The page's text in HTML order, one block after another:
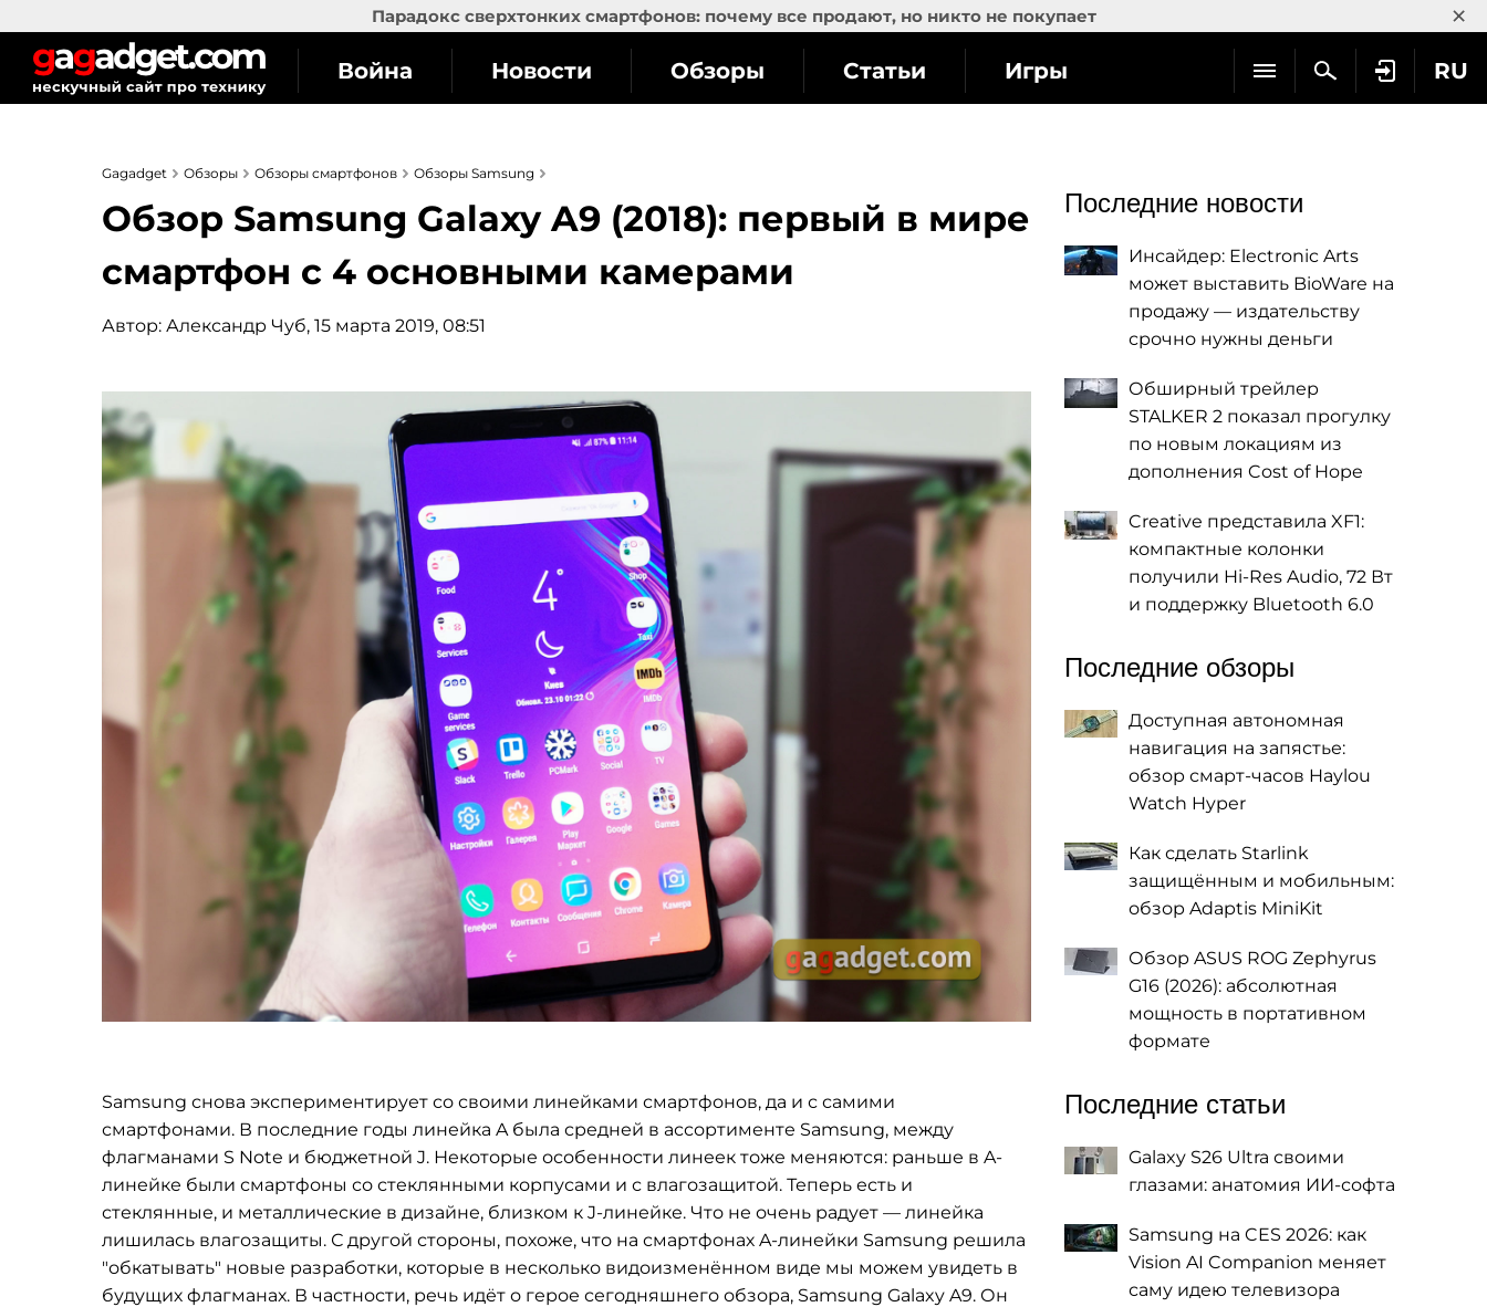
Парадокс сверхтонких смартфонов: почему все продают, но никто не покупает ×
RU
Война Новости Обзоры Статьи Игры
Gagadget Обзоры Обзоры смартфонов Обзоры Samsung
Обзор Samsung Galaxy A9 (2018): первый в мире
смартфон с 4 основными камерами
Автор: Александр Чуб, 15 марта 2019, 08:51
Samsung снова экспериментирует со своими линейками смартфонов, да и с самими
смартфонами. В последние годы линейка A была средней в ассортименте Samsung, между
флагманами S Note и бюджетной J. Некоторые особенности линеек тоже меняются: раньше в A-
линейке были смартфоны со стеклянными корпусами и с влагозащитой. Теперь есть и
стеклянные, и металлические в дизайне, близком к J-линейке. Что не очень радует — линейка
лишилась влагозащиты. С другой стороны, похоже, что на смартфонах A-линейки Samsung решила
"обкатывать" новые разработки, которые в несколько видоизменённом виде мы можем увидеть в
будущих флагманах. В частности, речь идёт о герое сегодняшнего обзора, Samsung Galaxy A9. Он
Последние новости
Инсайдер: Electronic Arts
может выставить BioWare на
продажу — издательству
срочно нужны деньги
Обширный трейлер
STALKER 2 показал прогулку
по новым локациям из
дополнения Cost of Hope
Creative представила XF1:
компактные колонки
получили Hi-Res Audio, 72 Вт
и поддержку Bluetooth 6.0
Последние обзоры
Доступная автономная
навигация на запястье:
обзор смарт-часов Haylou
Watch Hyper
Как сделать Starlink
защищённым и мобильным:
обзор Adaptis MiniKit
Обзор ASUS ROG Zephyrus
G16 (2026): абсолютная
мощность в портативном
формате
Последние статьи
Galaxy S26 Ultra своими
глазами: анатомия ИИ-софта
Samsung на CES 2026: как
Vision AI Companion меняет
саму идею телевизора